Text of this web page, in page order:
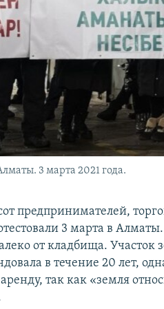
3 марта 2021 года.
предпринимателей,
3 марта в
от кладбища.
в течение 20 лет,
так как «земля